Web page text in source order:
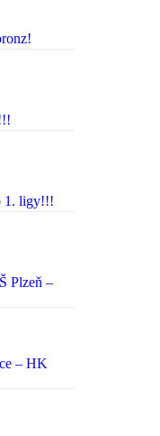
1. ligy!!!
Plzeň –
– HK